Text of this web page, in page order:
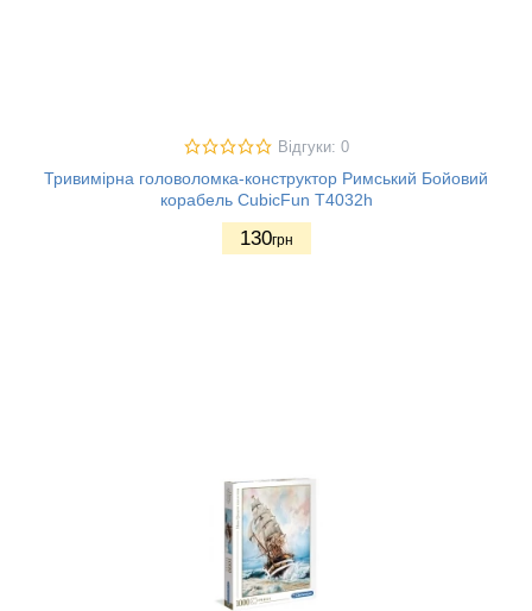
Відгуки: 0
Тривимірна головоломка-конструктор Римський Бойовий
корабель CubicFun T4032h
130грн